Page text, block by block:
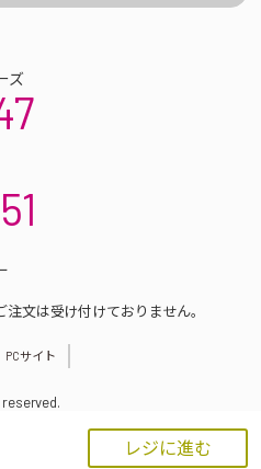
レジに進む
ズ
文は受け付けておりません。
PCサイト